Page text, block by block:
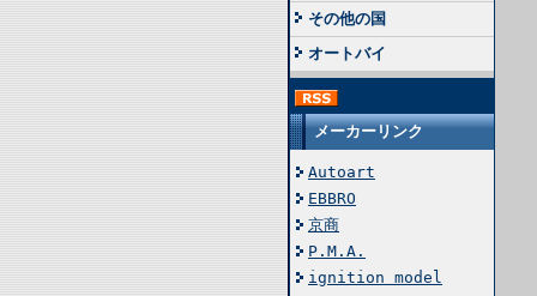
その他の国
オートバイ
メーカーリンク
Autoart
EBBRO
京商
P.M.A.
ignition model